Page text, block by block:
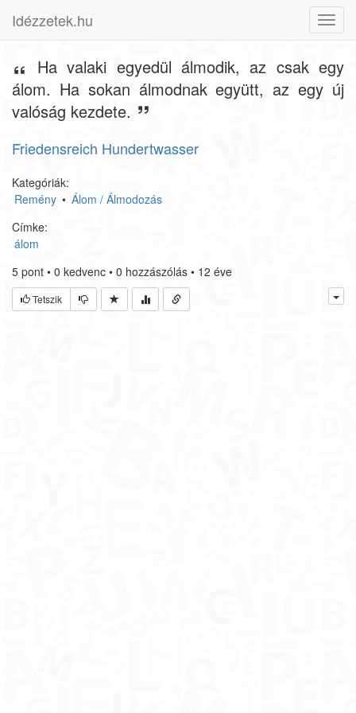
Idézzetek.hu
Ha valaki egyedül álmodik, az csak egy
álom. Ha sokan álmodnak együtt, az egy új
valóság kezdete.
Friedensreich Hundertwasser
Kategóriák:
Remény • Álom / Álmodozás
Címke:
álom
5 pont • 0 kedvenc • 0 hozzászólás • 12 éve
Tetszik